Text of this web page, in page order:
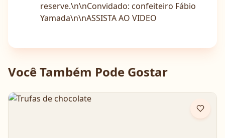
reserve.\n\nConvidado: confeiteiro Fábio
Yamada\n\nASSISTA AO VIDEO
Você Também Pode Gostar